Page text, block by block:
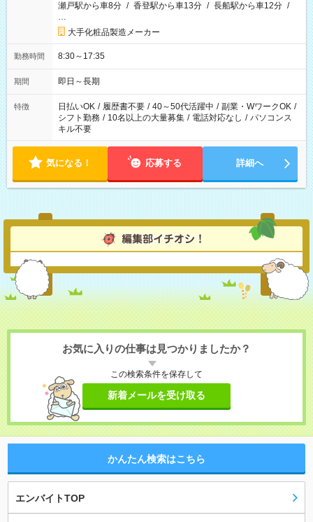
瀬戸駅から車8分 / 香登駅から車13分 / 長船駅から車12分 /
…
大手化粧品製造メーカー
勤務時間 8:30～17:35
期間 即日～長期
特徴 日払いOK / 履歴書不要 / 40～50代活躍中 / 副業・WワークOK /
シフト勤務 / 10名以上の大量募集 / 電話対応なし / パソコンス
キル不要
気になる！ 応募する 詳細へ
お気に入りの仕事は見つかりましたか？
この検索条件を保存して
新着メールを受け取る
かんたん検索はこちら
エンバイトTOP